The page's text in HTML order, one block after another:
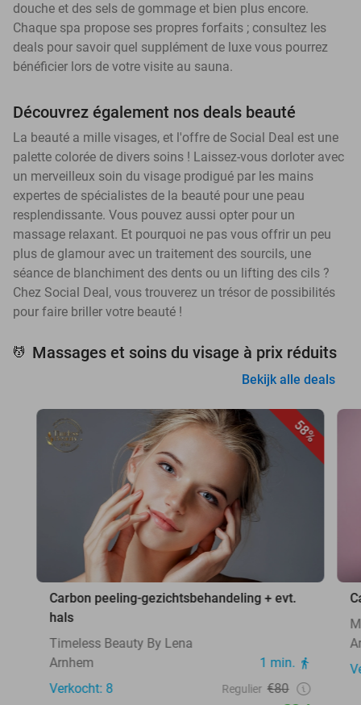
douche et des sels de gommage et bien plus encore.
Chaque spa propose ses propres forfaits ; consultez les
deals pour savoir quel supplément de luxe vous pourrez
bénéficier lors de votre visite au sauna.
Découvrez également nos deals beauté
La beauté a mille visages, et l'offre de Social Deal est une
palette colorée de divers soins ! Laissez-vous dorloter avec
un merveilleux soin du visage prodigué par les mains
expertes de spécialistes de la beauté pour une peau
resplendissante. Vous pouvez aussi opter pour un
massage relaxant. Et pourquoi ne pas vous offrir un peu
plus de glamour avec un traitement des sourcils, une
séance de blanchiment des dents ou un lifting des cils ?
Chez Social Deal, vous trouverez un trésor de possibilités
pour faire briller votre beauté !
💆 Massages et soins du visage à prix réduits
Bekijk alle deals
58%
Carbon peeling-gezichtsbehandeling + evt.
hals
Timeless Beauty By Lena
Arnhem
1 min.
Verkocht: 8
Regulier €80